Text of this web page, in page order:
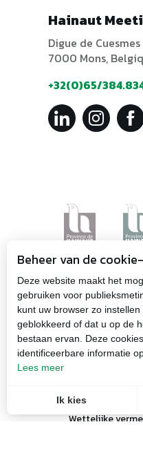
Hainaut
Digue de
7000 Mons,
+32(0)65/
Wettelijke
Beheer van de
Deze website maakt het
gebruiken voor
kunt uw browser zo
geblokkeerd of dat u op de
bestaan ervan. Deze
identificeerbare informatie
Lees meer
Ik kies